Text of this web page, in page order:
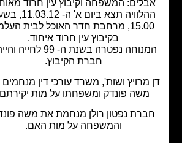
המשפחה וקיבוץ עין חרוד מאוחד.
ההלוויה תצא ביום א' ה- 11.03.12, בשעה
15.00, מרחבת חדר האוכל לבית העלמין
בקיבוץ עין חרוד איחוד.
המנוחה נפטרה בשנת ה- 99 לחייה והייתה
חברת הקיבוץ.
מרויץ ושות', משרד עורכי דין מנחמים את
משה פונדק ומשפחתו על מות יקירתם.
נפטון רולן מנחמת את משה פונדק
והמשפחה על מות האם.